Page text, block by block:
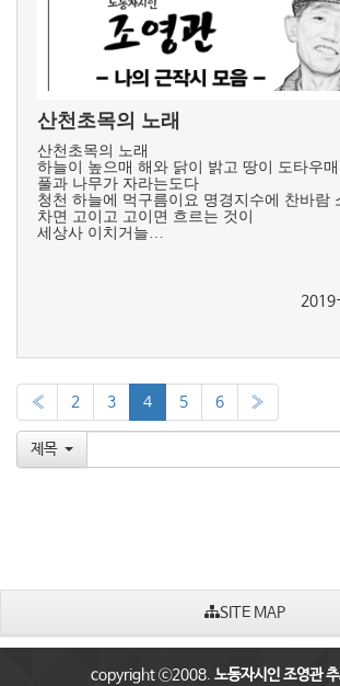
산천초목의 노래
산천초목의 노래
하늘이 높으매 해와 닭이 밝고 땅이 도타우매
풀과 나무가 자라는도다
청천 하늘에 먹구름이요 명경지수에 찬바람
차면 고이고 고이면 흐르는 것이
세상사 이치거늘…
« 2 3 4 5 6 »
제목
SITE MAP
copyright ⓒ2008. 노동자시인 조영관